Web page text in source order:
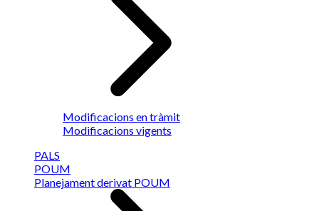
Modificacions en tràmit
Modificacions vigents
PALS
POUM
Planejament derivat POUM